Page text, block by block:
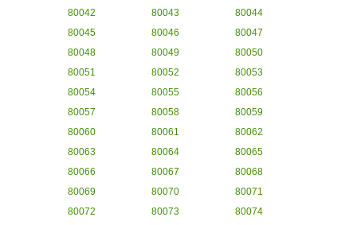
80042
80043
80044
80045
80046
80047
80048
80049
80050
80051
80052
80053
80054
80055
80056
80057
80058
80059
80060
80061
80062
80063
80064
80065
80066
80067
80068
80069
80070
80071
80072
80073
80074